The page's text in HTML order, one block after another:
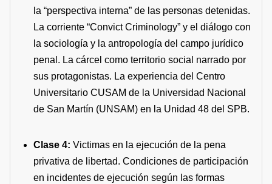
la “perspectiva interna” de las personas detenidas.
La corriente “Convict Criminology” y el diálogo con
la sociología y la antropología del campo jurídico
penal. La cárcel como territorio social narrado por
sus protagonistas. La experiencia del Centro
Universitario CUSAM de la Universidad Nacional
de San Martín (UNSAM) en la Unidad 48 del SPB.
Clase 4:Victimas en la ejecución de la pena
privativa de libertad. Condiciones de participación
en incidentes de ejecución según las formas